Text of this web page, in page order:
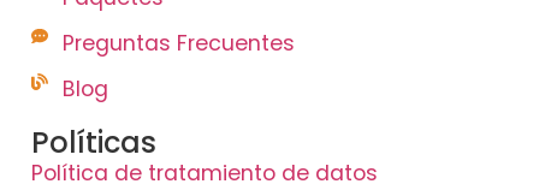
Preguntas Frecuentes
Blog
Políticas
Política de tratamiento de datos